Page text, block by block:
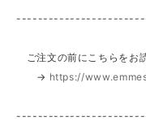
ご注文の前にこちらをお
→ https://